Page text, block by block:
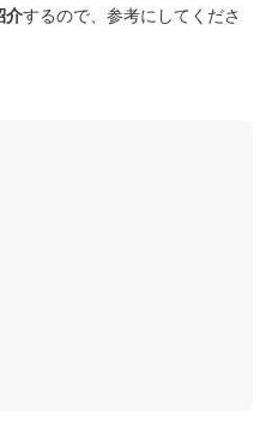
介するので、参考にしてくださ